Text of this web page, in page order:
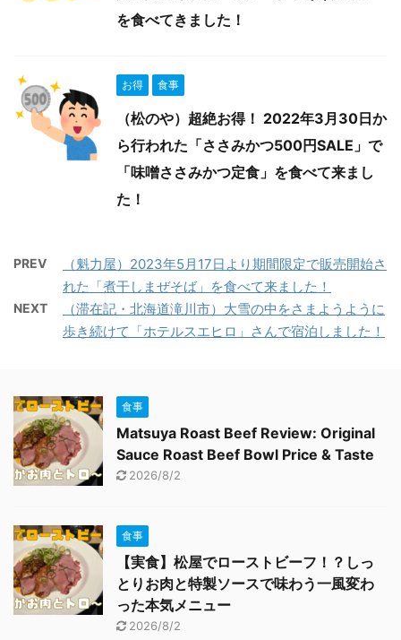
を食べてきました！
お得 食事
（松のや）超絶お得！ 2022年3月30日か
ら行われた「ささみかつ500円SALE」で
「味噌ささみかつ定食」を食べて来まし
た！
PREV
（魁力屋）2023年5月17日より期間限定で販売開始さ
れた「煮干しまぜそば」を食べて来ました！
NEXT
（滞在記・北海道滝川市）大雪の中をさまようように
歩き続けて「ホテルスエヒロ」さんで宿泊しました！
食事
Matsuya Roast Beef Review: Original
Sauce Roast Beef Bowl Price & Taste
2026/8/2
食事
【実食】松屋でローストビーフ！？しっ
とりお肉と特製ソースで味わう一風変わ
った本気メニュー
2026/8/2